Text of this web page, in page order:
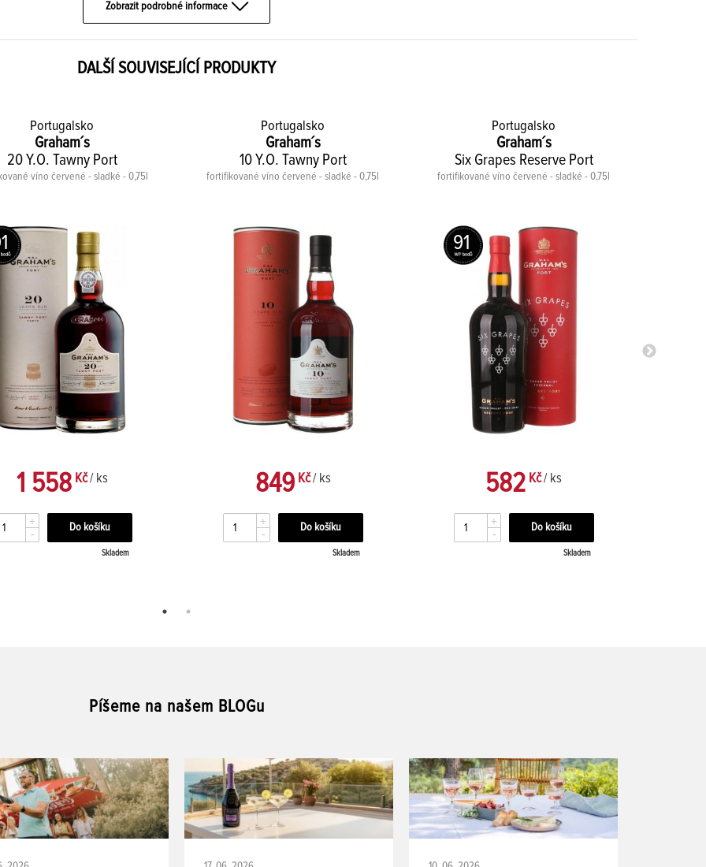
Zobrazit podrobné informace
DALŠÍ SOUVISEJÍCÍ PRODUKTY
Portugalsko
Graham´s
20 Y.O. Tawny Port
víno červené - sladké - 0,75l
1 558Kč/ ks
+
-
Skladem
Portugalsko
Graham´s
10 Y.O. Tawny Port
fortifikované víno červené - sladké - 0,75l
849Kč/ ks
+
-
Skladem
Portugalsko
Graham´s
Six Grapes Reserve Port
fortifikované víno červené - sladké - 0,75l
91
582 Kč/ ks
+
-
Skladem
Píšeme na našem BLOGu